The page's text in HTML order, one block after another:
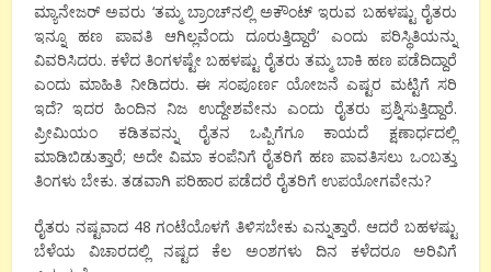
ಮ್ಯಾನೇಜರ್ ಅವರು ‘ತಮ್ಮ ಬ್ರಾಂಚ್‍ನಲ್ಲಿ ಅಕೌಂಟ್ ಇರುವ ಬಹಳಷ್ಟು ರೈತರು
ಇನ್ನೂ ಹಣ ಪಾವತಿ ಆಗಿಲ್ಲವೆಂದು ದೂರುತ್ತಿದ್ದಾರೆ’ ಎಂದು ಪರಿಸ್ಥಿತಿಯನ್ನು
ವಿವರಿಸಿದರು. ಕಳೆದ ತಿಂಗಳಷ್ಟೇ ಬಹಳಷ್ಟು ರೈತರು ತಮ್ಮ ಬಾಕಿ ಹಣ ಪಡೆದಿದ್ದಾರೆ
ಎಂದು ಮಾಹಿತಿ ನೀಡಿದರು. ಈ ಸಂಪೂರ್ಣ ಯೋಜನೆ ಎಷ್ಟರ ಮಟ್ಟಿಗೆ ಸರಿ
ಇದೆ? ಇದರ ಹಿಂದಿನ ನಿಜ ಉದ್ದೇಶವೇನು ಎಂದು ರೈತರು ಪ್ರಶ್ನಿಸುತ್ತಿದ್ದಾರೆ.
ಪ್ರೀಮಿಯಂ ಕಡಿತವನ್ನು ರೈತನ ಒಪ್ಪಿಗೆಗೂ ಕಾಯದೆ ಕ್ಷಣಾರ್ಧದಲ್ಲಿ
ಮಾಡಿಬಿಡುತ್ತಾರೆ; ಅದೇ ವಿಮಾ ಕಂಪೆನಿಗೆ ರೈತರಿಗೆ ಹಣ ಪಾವತಿಸಲು ಒಂಬತ್ತು
ತಿಂಗಳು ಬೇಕು. ತಡವಾಗಿ ಪರಿಹಾರ ಪಡೆದರೆ ರೈತರಿಗೆ ಉಪಯೋಗವೇನು?
ರೈತರು ನಷ್ಟವಾದ 48 ಗಂಟೆಯೊಳಗೆ ತಿಳಿಸಬೇಕು ಎನ್ನುತ್ತಾರೆ. ಆದರೆ ಬಹಳಷ್ಟು
ಬೆಳೆಯ ವಿಚಾರದಲ್ಲಿ ನಷ್ಟದ ಕೆಲ ಅಂಶಗಳು ದಿನ ಕಳೆದರೂ ಅರಿವಿಗೆ